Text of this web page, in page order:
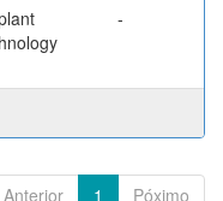
-
Anterior 1 Póximo